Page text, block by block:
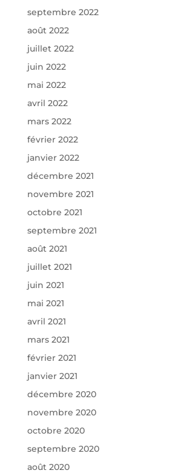
septembre 2022
août 2022
juillet 2022
juin 2022
mai 2022
avril 2022
mars 2022
février 2022
janvier 2022
décembre 2021
novembre 2021
octobre 2021
septembre 2021
août 2021
juillet 2021
juin 2021
mai 2021
avril 2021
mars 2021
février 2021
janvier 2021
décembre 2020
novembre 2020
octobre 2020
septembre 2020
août 2020